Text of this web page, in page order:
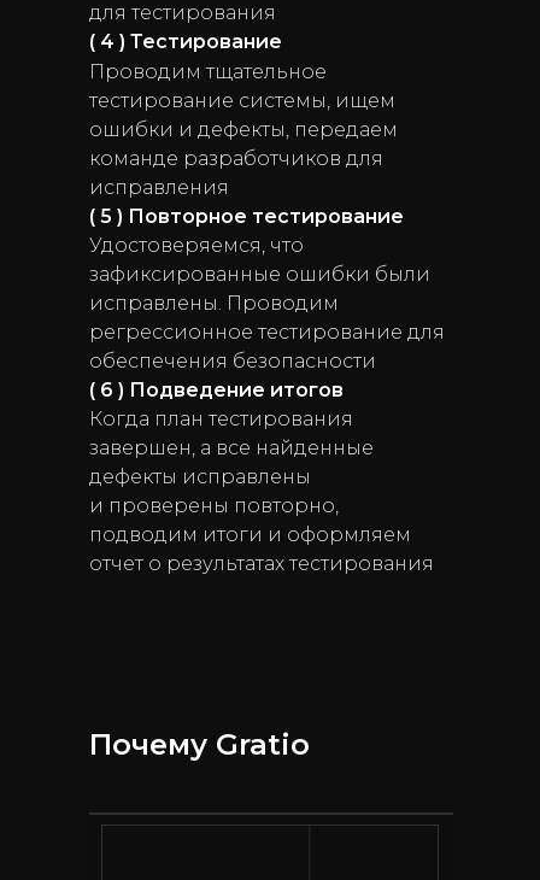
для тестирования
( 4 ) Тестирование
Проводим тщательное
тестирование системы, ищем
ошибки и дефекты, передаем
команде разработчиков для
исправления
( 5 ) Повторное тестирование
Удостоверяемся, что
зафиксированные ошибки были
исправлены. Проводим
регрессионное тестирование для
обеспечения безопасности
( 6 ) Подведение итогов
Когда план тестирования
завершен, а все найденные
дефекты исправлены
и проверены повторно,
подводим итоги и оформляем
отчет о результатах тестирования
Почему Gratio